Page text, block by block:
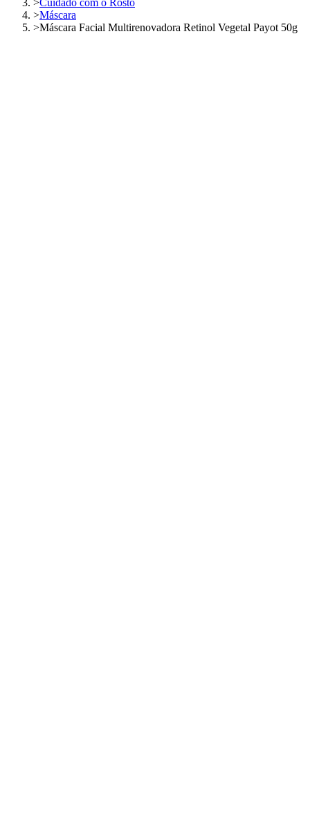
>Cuidado com o Rosto
>Máscara
>Máscara Facial Multirenovadora Retinol Vegetal Payot 50g